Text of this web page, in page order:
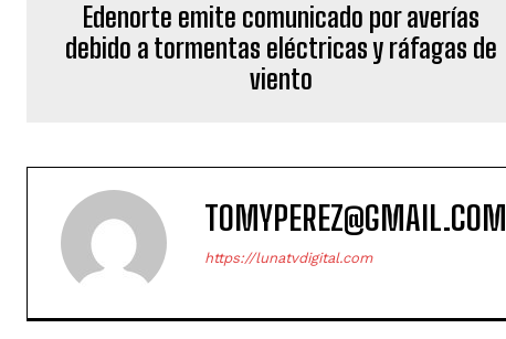
Edenorte emite comunicado por averías
debido a tormentas eléctricas y ráfagas de
viento
TOMYPEREZ@GMAIL.COM
https://lunatvdigital.com